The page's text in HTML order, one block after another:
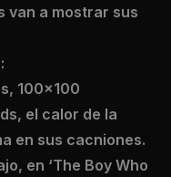
van a mostrar sus
100×100
el calor de la
en sus cacniones.
en ‘The Boy Who